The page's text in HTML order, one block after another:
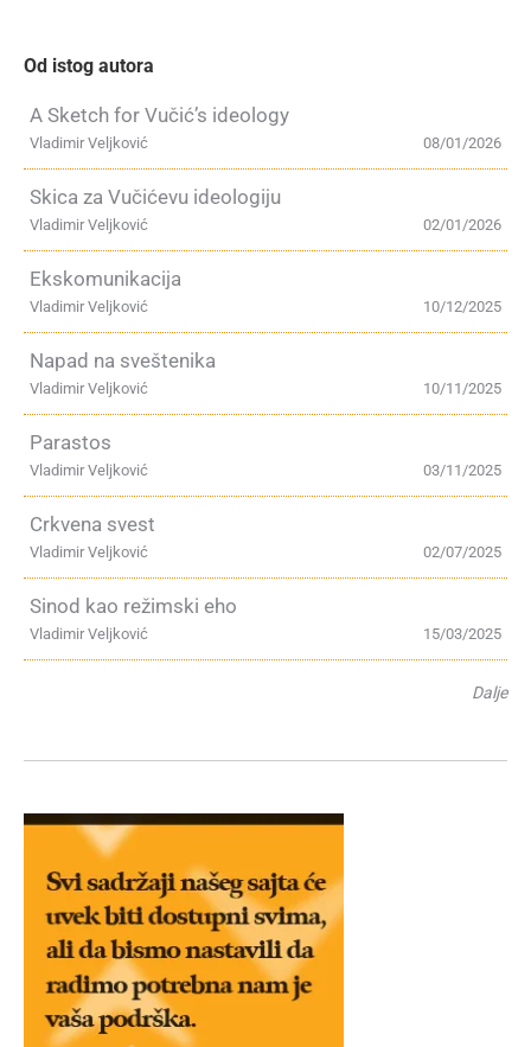
Od istog autora
A Sketch for Vučić’s ideology
08/01/2026
Vladimir Veljković
Skica za Vučićevu ideologiju
02/01/2026
Vladimir Veljković
Ekskomunikacija
10/12/2025
Vladimir Veljković
Napad na sveštenika
10/11/2025
Vladimir Veljković
Parastos
03/11/2025
Vladimir Veljković
Crkvena svest
02/07/2025
Vladimir Veljković
Sinod kao režimski eho
15/03/2025
Vladimir Veljković
Dalje